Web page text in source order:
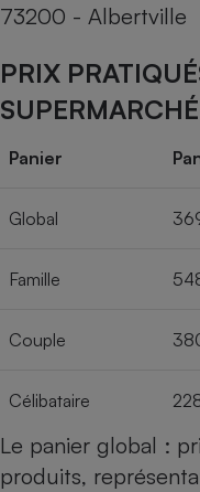
73200 - Albertville
PRIX
SUPERMARCHÉ
Panier
Global
Famille
Couple
Célibataire
Le panier global :
produits,